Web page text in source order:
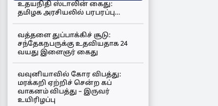
உதயநிதி ஸ்டாலின் கைது:
தமிழக அரசியலில் பரபரப்பு…
வத்தளை துப்பாக்கிச் சூடு:
சந்தேகநபருக்கு உதவியதாக 24
வயது இளைஞர் கைது
வவுனியாவில் கோர விபத்து:
மரக்கறி ஏற்றிச் சென்ற கப்
வாகனம் விபத்து – இருவர்
உயிரிழப்பு